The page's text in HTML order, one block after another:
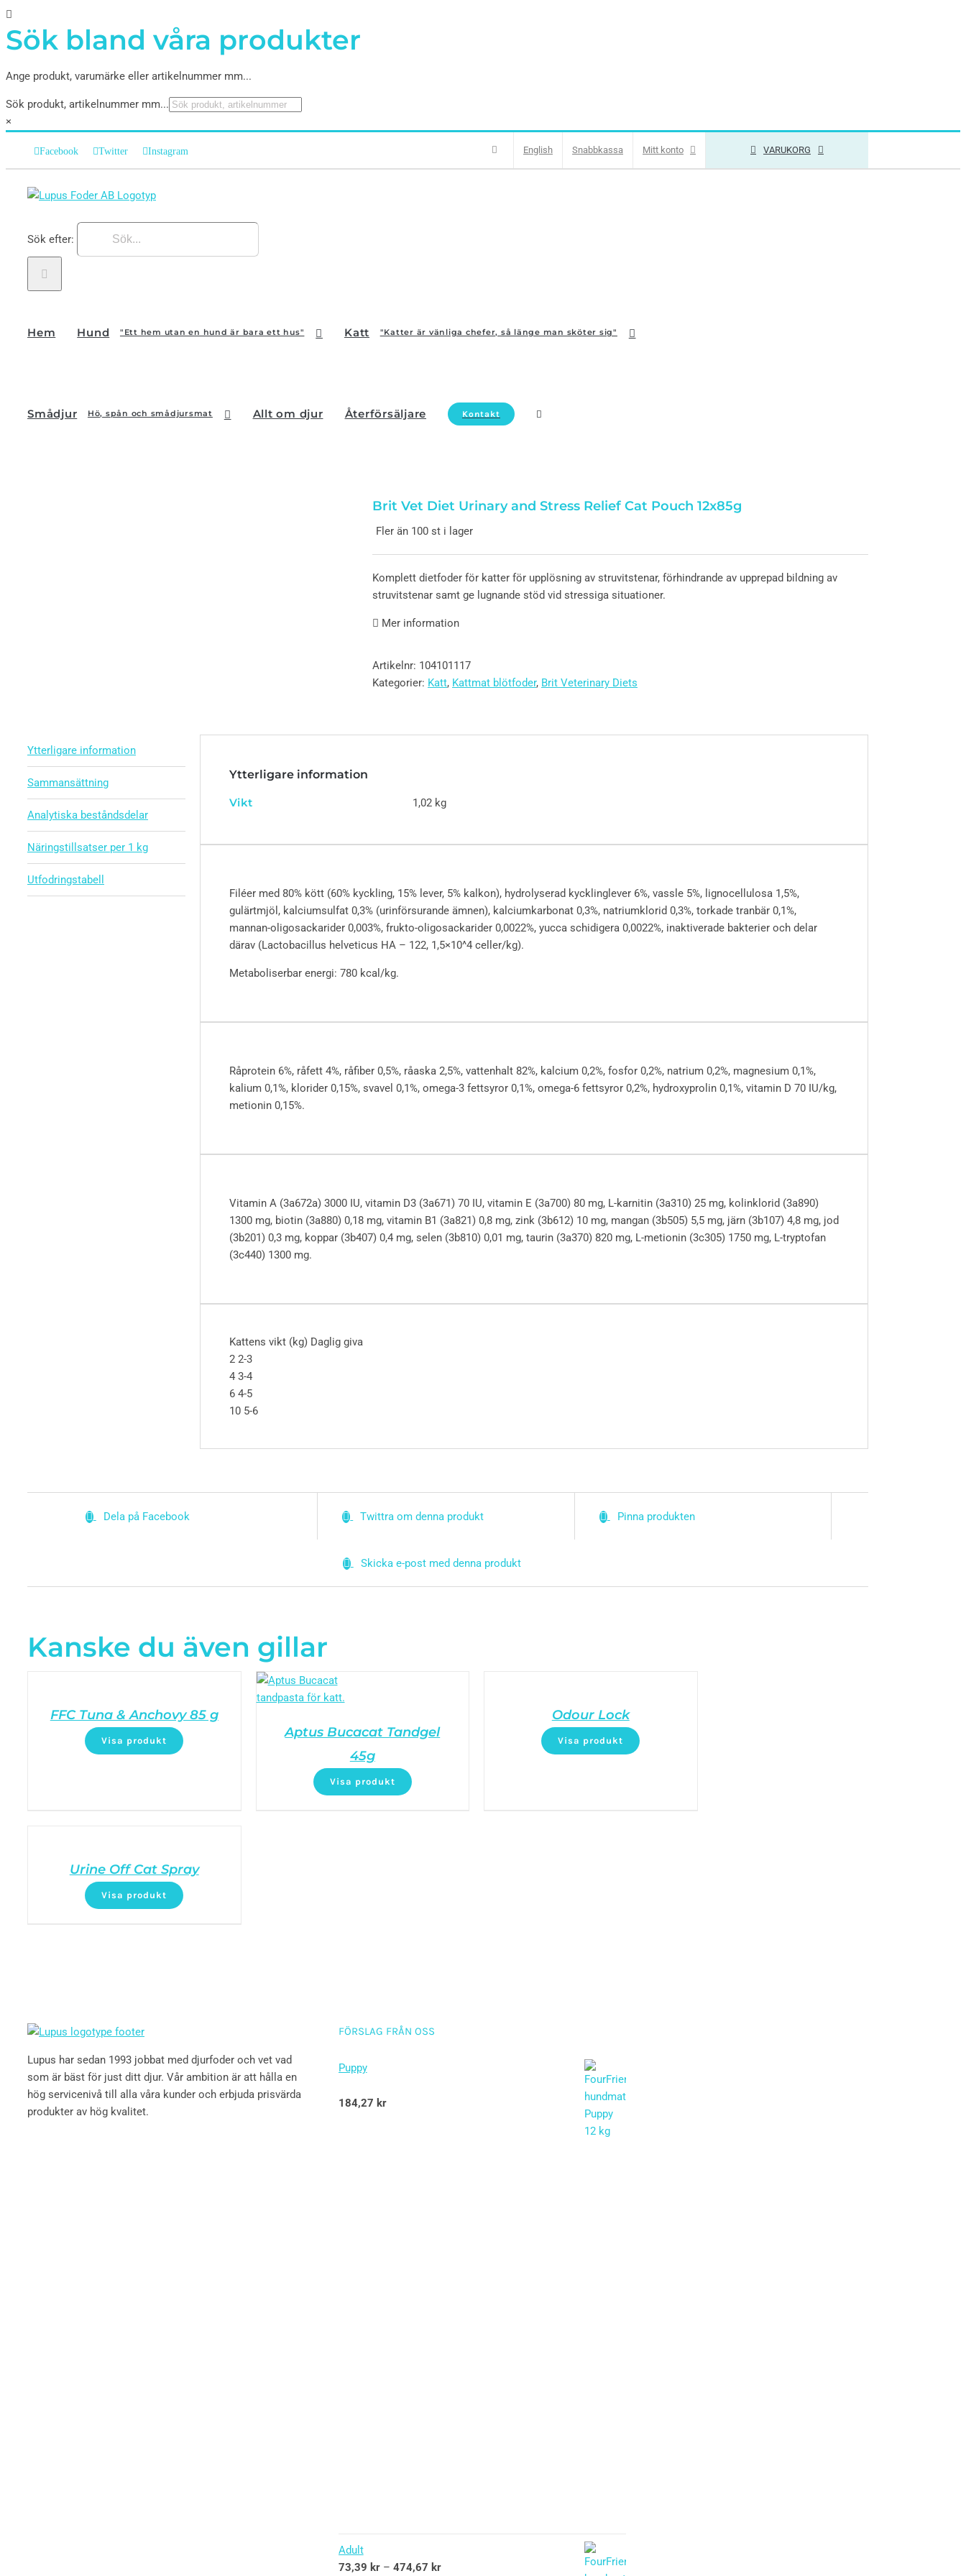
Sök bland våra produkter
Ange produkt, varumärke eller artikelnummer mm...
Sök produkt, artikelnummer mm...
×
Facebook Twitter Instagram English Snabbkassa Mitt konto VARUKORG
Sök efter:
Hem Hund "Ett hem utan en hund är bara ett hus" Katt "Katter är vänliga chefer, så länge man sköter sig"
Smådjur Hö, spån och smådjursmat Allt om djur Återförsäljare Kontakt
Brit Vet Diet Urinary and Stress Relief Cat Pouch 12x85g
Fler än 100 st i lager
Komplett dietfoder för katter för upplösning av struvitstenar, förhindrande av upprepad bildning av
struvitstenar samt ge lugnande stöd vid stressiga situationer.
Mer information
Artikelnr: 104101117
Kategorier: Katt, Kattmat blötfoder, Brit Veterinary Diets
Ytterligare information
Sammansättning
Analytiska beståndsdelar
Näringstillsatser per 1 kg
Utfodringstabell
Ytterligare information
Vikt 1,02 kg
Filéer med 80% kött (60% kyckling, 15% lever, 5% kalkon), hydrolyserad kycklinglever 6%, vassle 5%, lignocellulosa 1,5%,
gulärtmjöl, kalciumsulfat 0,3% (urinförsurande ämnen), kalciumkarbonat 0,3%, natriumklorid 0,3%, torkade tranbär 0,1%,
mannan-oligosackarider 0,003%, frukto-oligosackarider 0,0022%, yucca schidigera 0,0022%, inaktiverade bakterier och delar
därav (Lactobacillus helveticus HA – 122, 1,5×10^4 celler/kg).
Metaboliserbar energi: 780 kcal/kg.
Råprotein 6%, råfett 4%, råfiber 0,5%, råaska 2,5%, vattenhalt 82%, kalcium 0,2%, fosfor 0,2%, natrium 0,2%, magnesium 0,1%,
kalium 0,1%, klorider 0,15%, svavel 0,1%, omega-3 fettsyror 0,1%, omega-6 fettsyror 0,2%, hydroxyprolin 0,1%, vitamin D 70 IU/kg,
metionin 0,15%.
Vitamin A (3a672a) 3000 IU, vitamin D3 (3a671) 70 IU, vitamin E (3a700) 80 mg, L-karnitin (3a310) 25 mg, kolinklorid (3a890)
1300 mg, biotin (3a880) 0,18 mg, vitamin B1 (3a821) 0,8 mg, zink (3b612) 10 mg, mangan (3b505) 5,5 mg, järn (3b107) 4,8 mg, jod
(3b201) 0,3 mg, koppar (3b407) 0,4 mg, selen (3b810) 0,01 mg, taurin (3a370) 820 mg, L-metionin (3c305) 1750 mg, L-tryptofan
(3c440) 1300 mg.
Kattens vikt (kg) Daglig giva
2 2-3
4 3-4
6 4-5
10 5-6
Dela på Facebook Twittra om denna produkt Pinna produkten
Skicka e-post med denna produkt
Kanske du även gillar
FFC Tuna & Anchovy 85 g
Visa produkt
Aptus Bucacat Tandgel
45g
Visa produkt
Odour Lock
Visa produkt
Urine Off Cat Spray
Visa produkt
Lupus har sedan 1993 jobbat med djurfoder och vet vad
som är bäst för just ditt djur. Vår ambition är att hålla en
hög servicenivå till alla våra kunder och erbjuda prisvärda
produkter av hög kvalitet.
FÖRSLAG FRÅN OSS
Puppy
Betygsatt
5.00
184,27 kr
Adult
73,39 kr– 474,67 kr